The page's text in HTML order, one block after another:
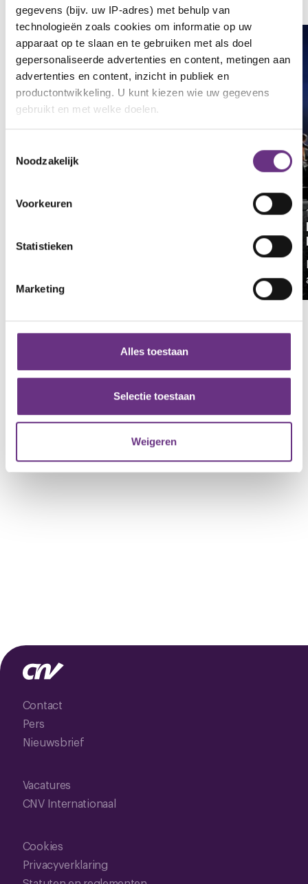
gegevens (bijv. uw IP-adres) met behulp van
technologieën zoals cookies om informatie op uw
apparaat op te slaan en te gebruiken met als doel
gepersonaliseerde advertenties en content, metingen aan
advertenties en content, inzicht in publiek en
productontwikkeling. U kunt kiezen wie uw gegevens
gebruikt en met welke doelen.
Informatie verzamelen over uw geografische
Uw apparaat identificeren door het actief te
scannen op specifieke eigenschappen (fingerprinting)
verwerkt en stel uw voorkeuren in het
detailgedeelte in.
en om ons websiteverkeer te analyseren. Ook delen we
partners voor social media, adverteren en analyse. Deze
partners kunnen deze gegevens combineren met andere
informatie die u aan ze heeft verstrekt of die ze hebben
verzameld op basis van uw gebruik van hun services.
U kunt uw toestemming op elk moment wijzigen of
Noodzakelijk
Voorkeuren
Statistieken
Marketing
Alles toestaan
Selectie toestaan
Weigeren
Zie al het nieuws
NIEUWS
meeting at 13.30
Contact
Pers
Nieuwsbrief
Vacatures
CNV Internationaal
Cookies
Privacyverklaring